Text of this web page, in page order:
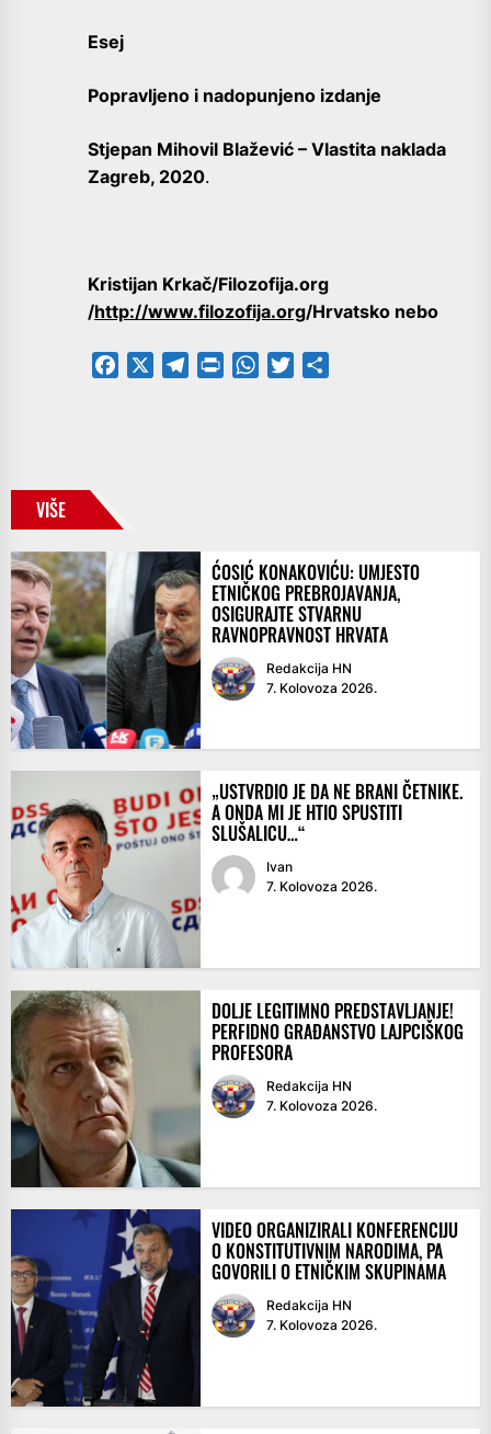
Esej
Popravljeno i nadopunjeno izdanje
Stjepan Mihovil Blažević – Vlastita naklada
Zagreb, 2020.
Kristijan Krkač/Filozofija.org
/http://www.filozofija.org/Hrvatsko nebo
Facebook TelegramPrintFriendly
WhatsApp
Twitter
VIŠE
ĆOSIĆ KONAKOVIĆU: UMJESTO
ETNIČKOG PREBROJAVANJA,
OSIGURAJTE STVARNU
RAVNOPRAVNOST HRVATA
Redakcija HN
7. Kolovoza 2026.
„USTVRDIO JE DA NE BRANI ČETNIKE.
A ONDA MI JE HTIO SPUSTITI
SLUŠALICU…“
Ivan
7. Kolovoza 2026.
DOLJE LEGITIMNO PREDSTAVLJANJE!
PERFIDNO GRAĐANSTVO LAJPCIŠKOG
PROFESORA
Redakcija HN
7. Kolovoza 2026.
VIDEO ORGANIZIRALI KONFERENCIJU
O KONSTITUTIVNIM NARODIMA, PA
GOVORILI O ETNIČKIM SKUPINAMA
Redakcija HN
7. Kolovoza 2026.